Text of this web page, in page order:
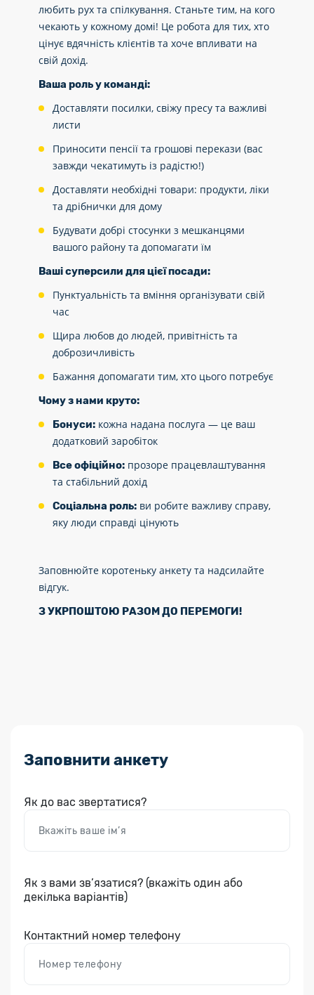
любить рух та спілкування. Станьте тим, на кого
чекають у кожному домі! Це робота для тих, хто
цінує вдячність клієнтів та хоче впливати на
свій дохід.
Ваша роль у команді:
Доставляти посилки, свіжу пресу та важливі
листи
Приносити пенсії та грошові перекази (вас
завжди чекатимуть із радістю!)
Доставляти необхідні товари: продукти, ліки
та дрібнички для дому
Будувати добрі стосунки з мешканцями
вашого району та допомагати їм
Ваші суперсили для цієї посади:
Пунктуальність та вміння організувати свій
час
Щира любов до людей, привітність та
доброзичливість
Бажання допомагати тим, хто цього потребує
Чому з нами круто:
Бонуси: кожна надана послуга — це ваш
додатковий заробіток
Все офіційно: прозоре працевлаштування
та стабільний дохід
Соціальна роль: ви робите важливу справу,
яку люди справді цінують
Заповнюйте коротеньку анкету та надсилайте
відгук.
З УКРПОШТОЮ РАЗОМ ДО ПЕРЕМОГИ!
Заповнити анкету
Як до вас звертатися?
Як з вами зв’язатися? (вкажіть один або
декілька варіантів)
Контактний номер телефону